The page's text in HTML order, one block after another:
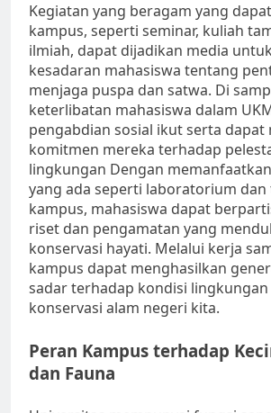
Kegiatan yang beragam yang
kampus, seperti seminar, kuliah
ilmiah, dapat dijadikan media
kesadaran mahasiswa tentang
menjaga puspa dan satwa. Di
keterlibatan mahasiswa dalam
pengabdian sosial ikut serta dapat
komitmen mereka terhadap
lingkungan Dengan
yang ada seperti laboratorium dan
kampus, mahasiswa dapat
riset dan pengamatan yang
konservasi hayati. Melalui kerja
kampus dapat menghasilkan
sadar terhadap kondisi lingkungan
konservasi alam negeri kita.
Peran Kampus terhadap
dan Fauna